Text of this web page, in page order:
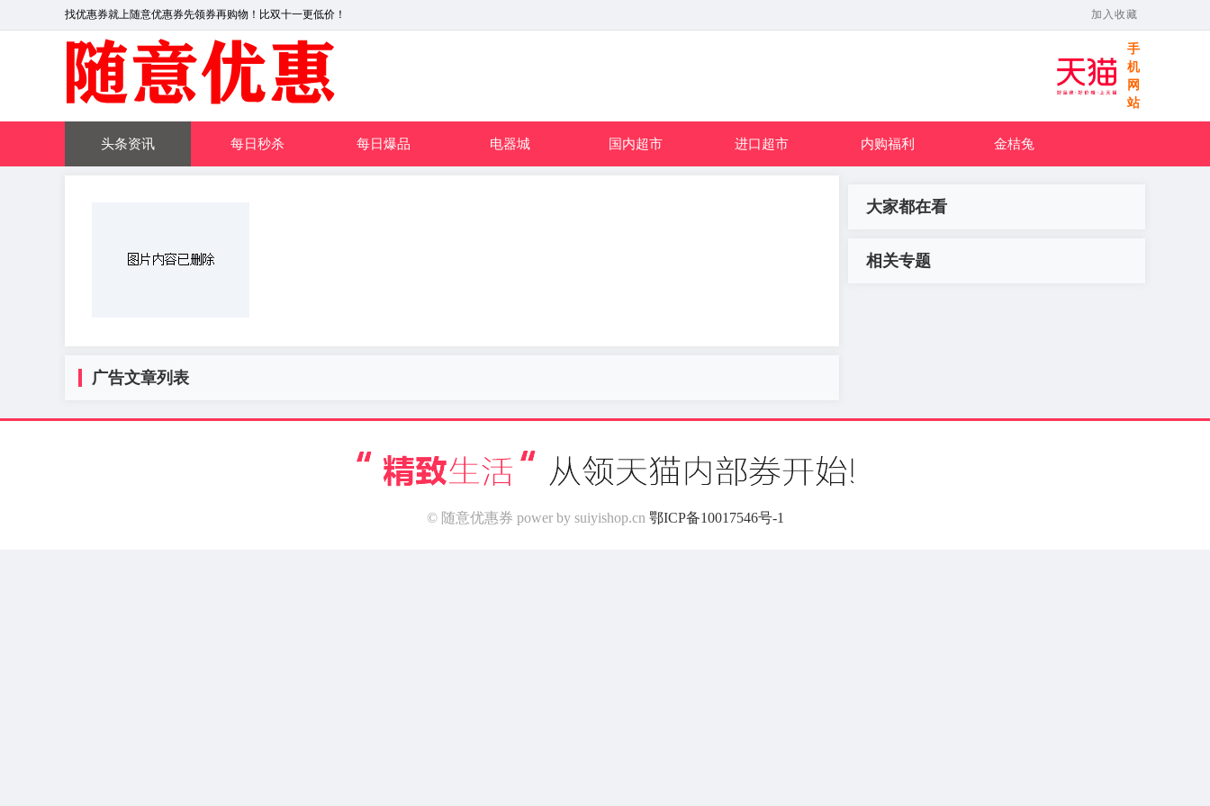
找优惠券就上随意优惠券先领券再购物！比双十一更低价！ 加入收藏
手
机
网
站
头条资讯 每日秒杀 每日爆品 电器城 国内超市 进口超市 内购福利 金桔兔
广告文章列表
大家都在看
相关专题
© 随意优惠券 power by suiyishop.cn 鄂ICP备10017546号-1